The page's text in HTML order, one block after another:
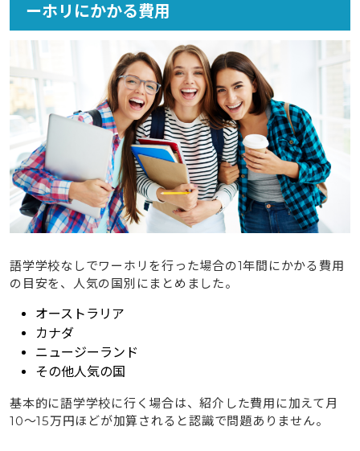
ーホリにかかる費用
語学学校なしでワーホリを行った場合の1年間にかかる費用
の目安を、人気の国別にまとめました。
オーストラリア
カナダ
ニュージーランド
その他人気の国
基本的に語学学校に行く場合は、紹介した費用に加えて月
10〜15万円ほどが加算されると認識で問題ありません。